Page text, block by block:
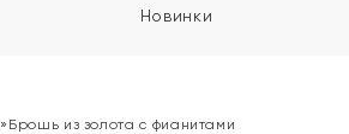
Новинки
» Брошь из золота с фианитами